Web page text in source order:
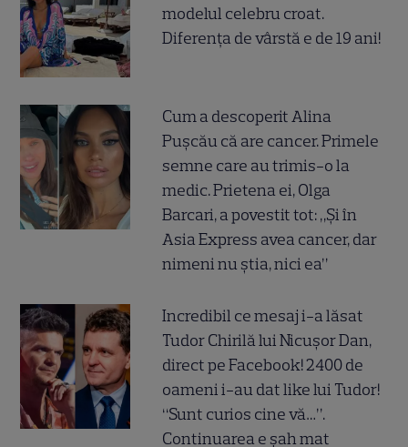
modelul celebru croat.
Diferența de vârstă e de 19 ani!
Cum a descoperit Alina
Pușcău că are cancer. Primele
semne care au trimis-o la
medic. Prietena ei, Olga
Barcari, a povestit tot: „Și în
Asia Express avea cancer, dar
nimeni nu știa, nici ea”
Incredibil ce mesaj i-a lăsat
Tudor Chirilă lui Nicușor Dan,
direct pe Facebook! 2400 de
oameni i-au dat like lui Tudor!
“Sunt curios cine vă…”.
Continuarea e șah mat